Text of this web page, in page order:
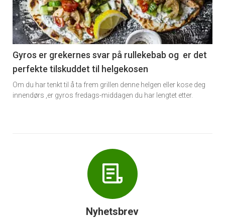
nå
-
6
Gyros er grekernes svar på rullekebab og er det
perfekte tilskuddet til helgekosen
Om du har tenkt til å ta frem grillen denne helgen eller kose deg
innendørs ,er gyros fredags-middagen du har lengtet etter.
Nyhetsbrev